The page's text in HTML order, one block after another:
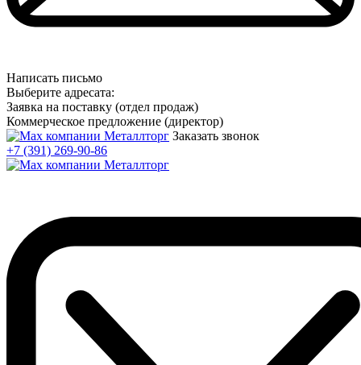
Написать письмо
Выберите адресата:
Заявка на поставку (отдел продаж)
Коммерческое предложение (директор)
Заказать звонок
+7 (391) 269-90-86